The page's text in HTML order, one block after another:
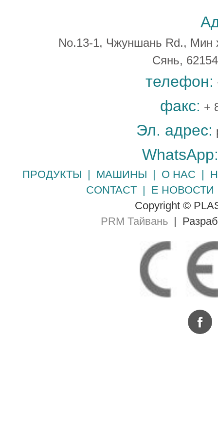
No.13-1, Чжуншань Rd., Мин
Сянь,
телефон:
факс: +
Эл. адрес:
WhatsApp:
ПРОДУКТЫ | МАШИНЫ | О НАС |
CONTACT| Е НОВОСТИ
Copyright ©
PRM Тайвань |